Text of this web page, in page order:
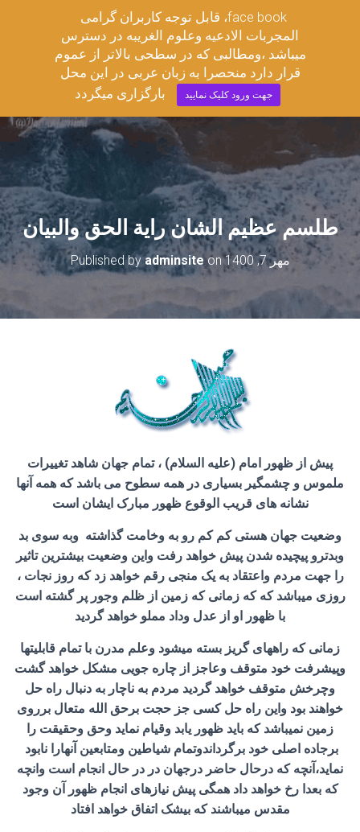
مجربات ادعیه وعلوم غریبه
E
V
G
A
T
N
طلسم عظیم الشان راية الحق والبيان
Published byadminsiteon مهر 7, 1400
پیش از ظهور امام (علیه السلام) ، تمام جهان شاهد تغییرات
ملموس و چشمگیر بسیاری در همه سطوح می باشد که همه آنها
نشانه های قریب الوقوع ظهور مبارک ایشان است
وضعیت جهان هستی کم کم رو به وخامت گذاشته وبه سوی بد
وبدترو پیچیده شدن پیش خواهد رفت واین وضعیت بیشترین تاثیر
را جهت مردم واعتقاد به یک منجی رقم خواهد زد که روز نجات ،
روزی میباشد که که زمانی که زمین از ظلم وجور پر گشته است
با ظهور او از عدل وداد مملو خواهد گردید
زمانی که راههای گریز بسته میشود وعلم مدرن با تمام قابلیتها
وپیشرفت خود متوقف وعاجز از چاره جویی مشکل خواهد گشت
وچرخش متوقف خواهد گردید مردم به ناچار به دنبال راه حل
خواهند بود واین راه حل کسی جز حجت برحق الله متعال برروی
زمین نمیباشد که باید ظهور یابد وقیام نماید وحق وحقیقت را
برجاده اصلی خود برگرداندوتمام شیاطین ومتابعین آنهارا نابود
نماید،آنچه که درحال حاضر درجهان در در حال انجام است وانچه
که بعدا رخ خواهد داد همگی پیش نیازهای انجام ظهور آن وجود
مقدس میباشند که بیشک اتفاق خواهد افتاد
قابل توجه کاربران گرامی ،face book
المجربات الادعیه وعلوم الغریبه در دسترس
میباشد ،ومطالبی که در سطحی بالاتر از عموم
قرار دارد منحصرا به زبان عربی در این محل
بارگزاری میگردد
جهت ورود کلیک نمایید